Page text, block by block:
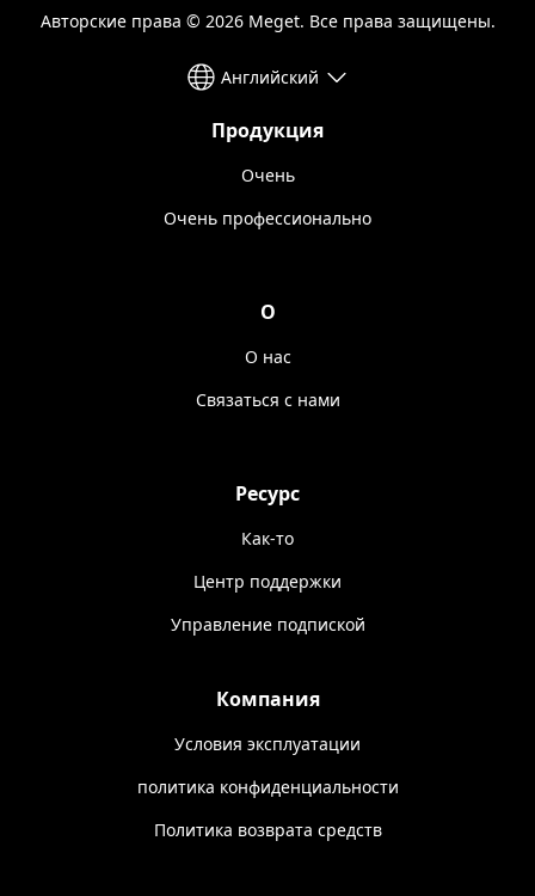
Авторские права © 2026 Meget. Все права защищены.
Английский
Продукция
Очень
Очень профессионально
О
О нас
Связаться с нами
Ресурс
Как-то
Центр поддержки
Управление подпиской
Компания
Условия эксплуатации
политика конфиденциальности
Политика возврата средств